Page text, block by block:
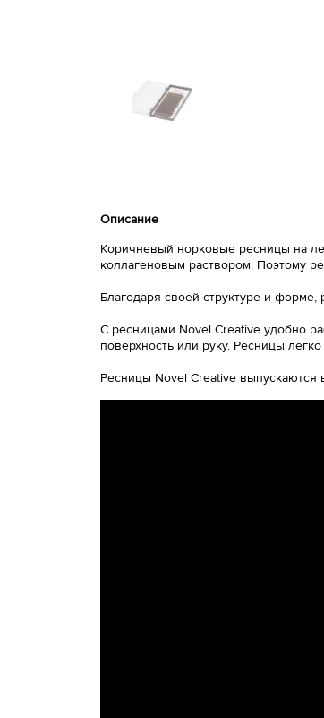
Описание
Коричневый норковые ресницы на
коллагеновым раствором. Поэтому
Благодаря своей структуре и
С ресницами Novel Creative удобно
поверхность или руку. Ресницы
Ресницы Novel Creative выпускаются